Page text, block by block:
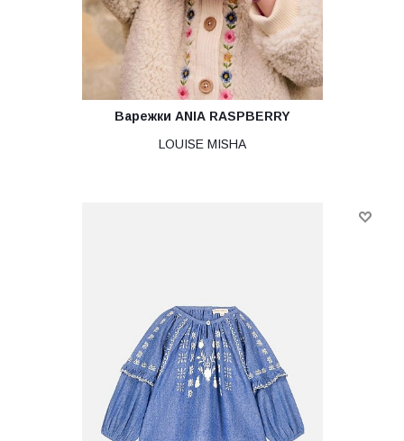
Варежки ANIA RASPBERRY
LOUISE MISHA